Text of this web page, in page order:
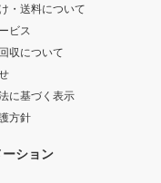
・送料について
ビス
収について
に基づく表示
方針
ション